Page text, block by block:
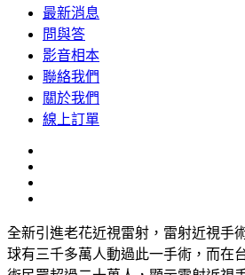
最新消息
問與答
影音相本
聯絡我們
關於我們
線上訂單
全新引進老花近視雷射，雷射近視手
球有三千多萬人動過此一手術，而在